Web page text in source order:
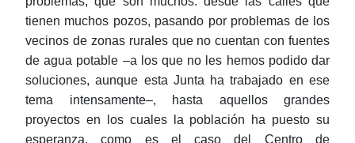
tienen muchos pozos, pasando por problemas de los
vecinos de zonas rurales que no cuentan con fuentes
de agua potable –a los que no les hemos podido dar
soluciones, aunque esta Junta ha trabajado en ese
tema intensamente–, hasta aquellos grandes
proyectos en los cuales la población ha puesto su
esperanza, como es el caso del Centro de